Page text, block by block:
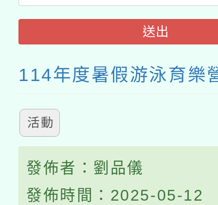
送出
114年度暑假游泳育樂
活動
發佈者：劉品儀
發佈時間：2025-05-12